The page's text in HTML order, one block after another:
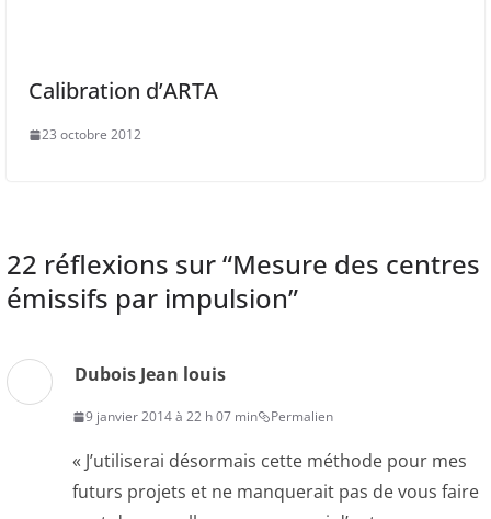
Calibration d’ARTA
23 octobre 2012
22 réflexions sur “Mesure des centres
émissifs par impulsion”
Dubois Jean louis
9 janvier 2014 à 22 h 07 min Permalien
« J’utiliserai désormais cette méthode pour mes
futurs projets et ne manquerait pas de vous faire